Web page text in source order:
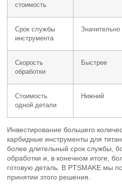
стоимость
Срок службы
инструмента
Скорость
обработки
Быстрее
Стоимость
одной детали
Нижний
Инвестирование большего
карбидные инструменты для
более длительный срок службы,
обработки и, в конечном итоге,
готовую деталь. В PTSMAKE мы
принятии этого решения.